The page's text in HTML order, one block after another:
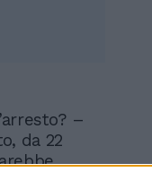
–
da 22